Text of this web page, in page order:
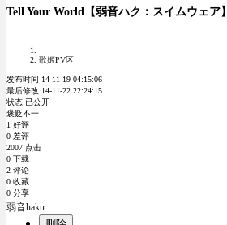
Tell Your World【弱音ハク：スイムウェア】
歌姬PV区
发布时间 14-11-19 04:15:06
最后修改 14-11-22 22:24:15
状态 已公开
褒贬不一
1 好评
0 差评
2007 点击
0 下载
2 评论
0 收藏
0 分享
弱音haku